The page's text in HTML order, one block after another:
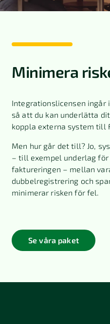
Minimera
Integrationslicensen ingår
så att du kan underlätta
koppla externa system till
Men hur går det till? Jo,
– till exempel underlag för
faktureringen – mellan
dubbelregistrering och
minimerar risken för fel.
Se våra paket